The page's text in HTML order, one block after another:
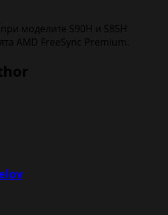
моделите S90H и S85H
AMD FreeSync Premium.